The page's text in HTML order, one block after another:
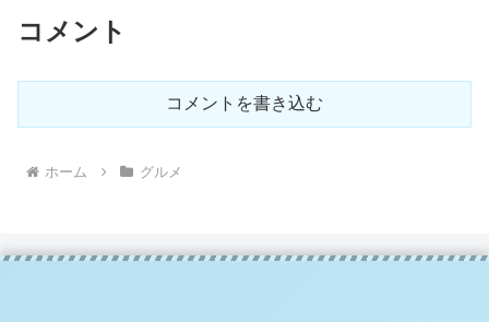
コメント
コメントを書き込む
ホーム グルメ